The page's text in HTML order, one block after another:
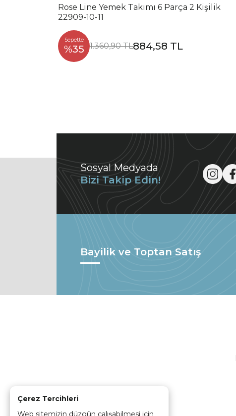
Çerez Tercihleri
Web sitemizin düzgün çalışabilmesi için
Rose Line Yemek Takımı 6 Parça 2 Kişilik
22909-10-11
Sepette
%35 1.360,90 TL884,58 TL
Sosyal Medyada
Bizi Takip Edin!
Bayilik ve Toptan Satış